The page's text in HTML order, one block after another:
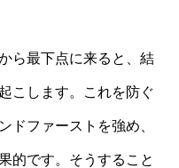
ら最下点に来ると、結
こします。これを防ぐ
ドファーストを強め、
的です。そうすること